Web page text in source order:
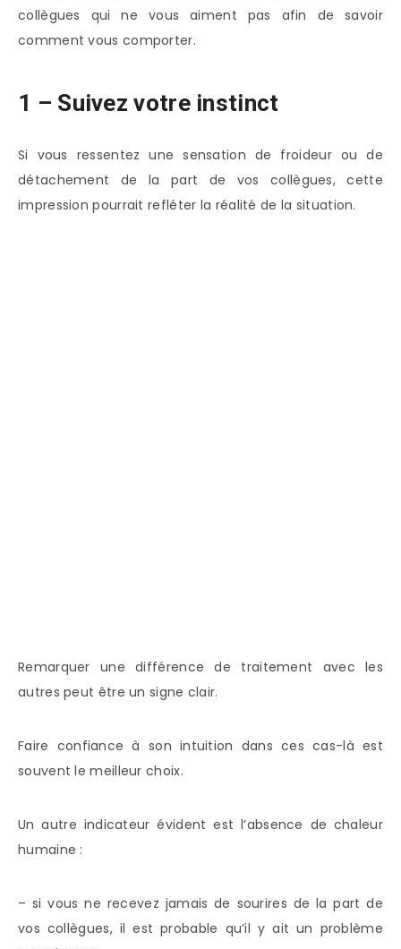
collègues qui ne vous aiment pas afin de savoir
comment vous comporter.
1 – Suivez votre instinct
Si vous ressentez une sensation de froideur ou de
détachement de la part de vos collègues, cette
impression pourrait refléter la réalité de la situation.
Remarquer une différence de traitement avec les
autres peut être un signe clair.
Faire confiance à son intuition dans ces cas-là est
souvent le meilleur choix.
Un autre indicateur évident est l’absence de chaleur
humaine :
– si vous ne recevez jamais de sourires de la part de
vos collègues, il est probable qu’il y ait un problème